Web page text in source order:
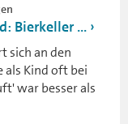
Bierkeller ...
sich an den
als Kind oft bei
war besser als